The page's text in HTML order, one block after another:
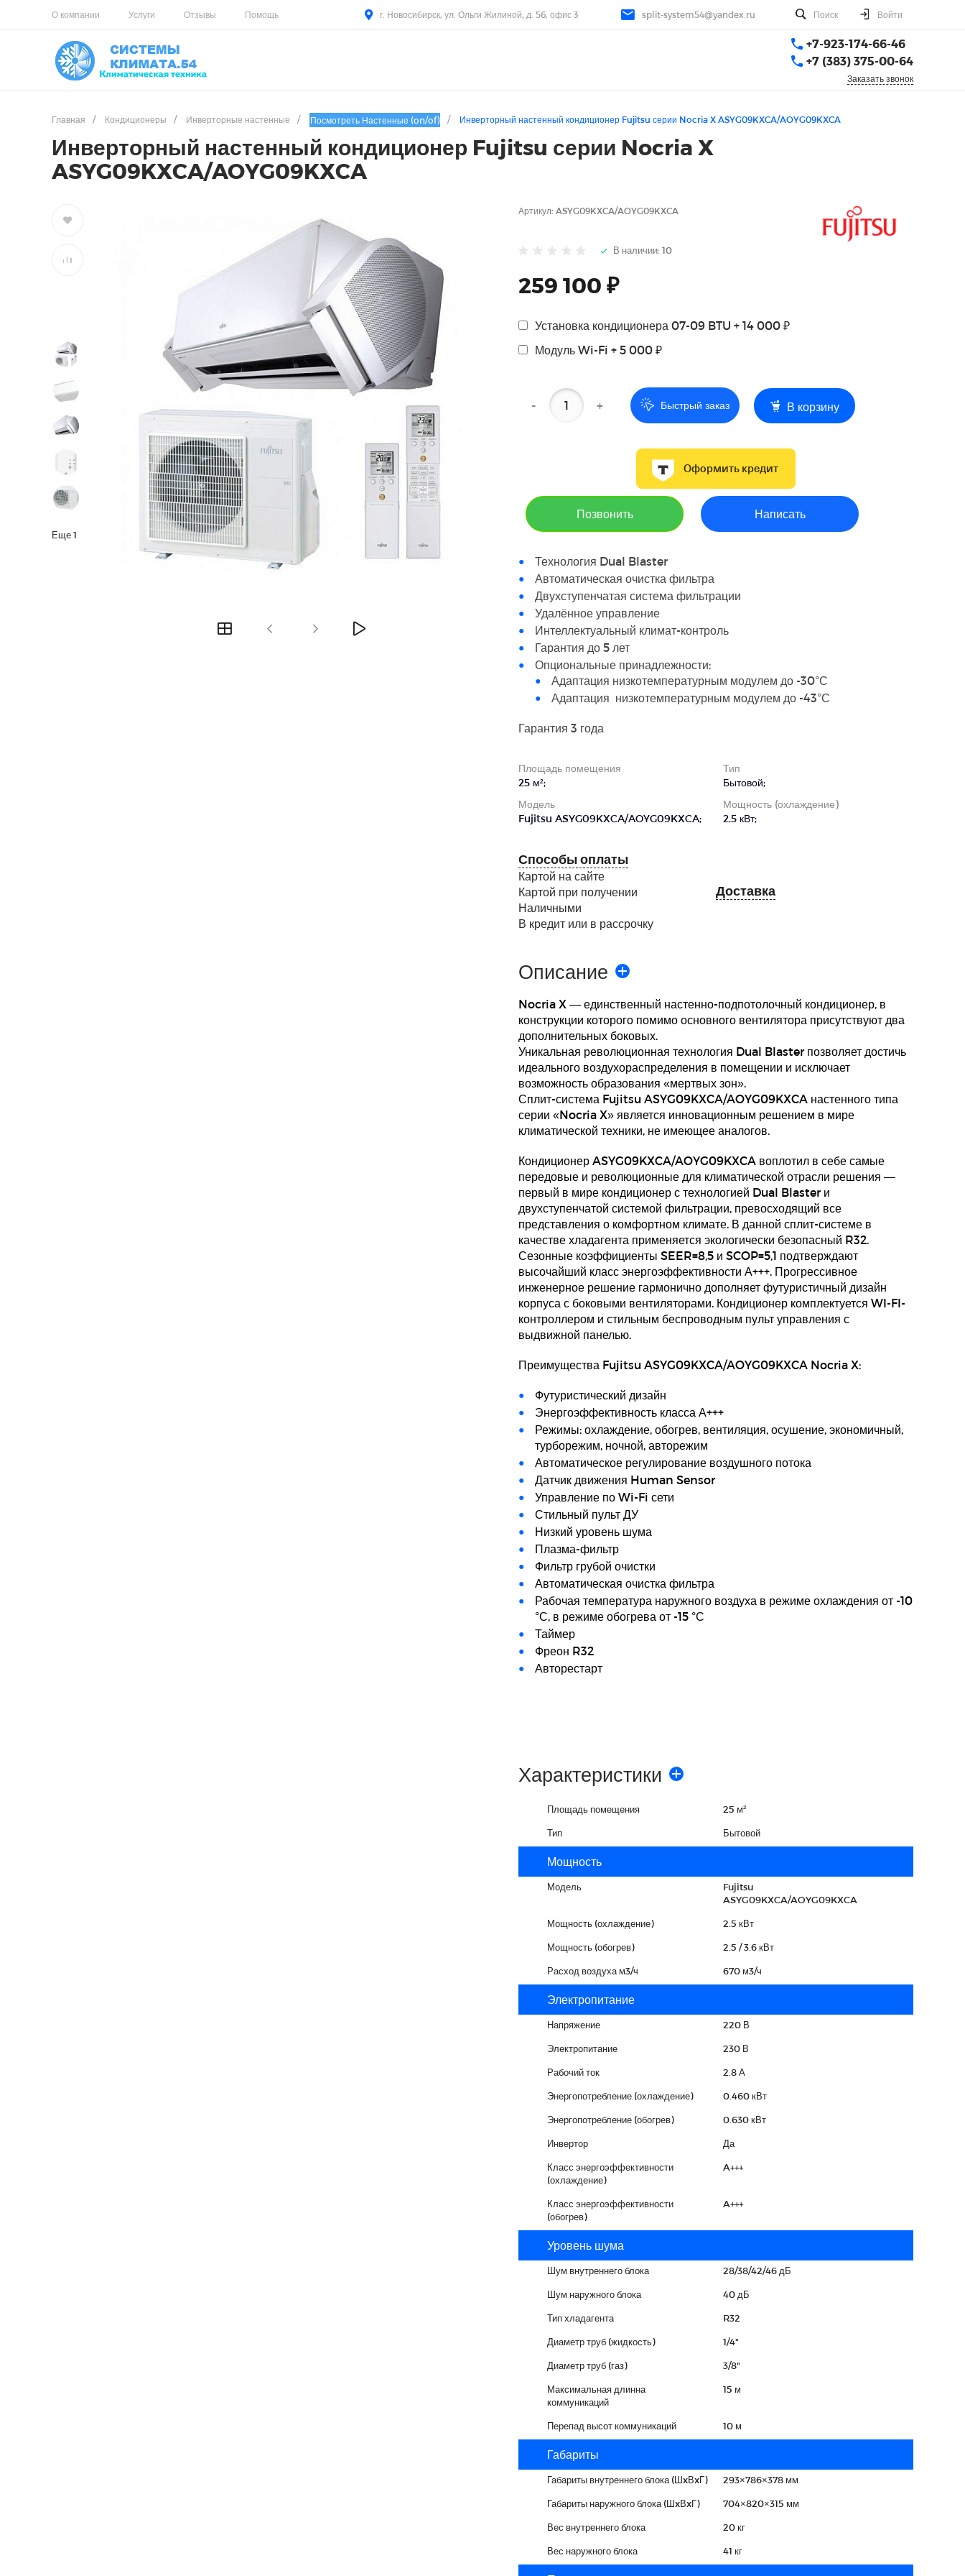
О компании Услуги Отзывы Помощь г. Новосибирск, ул. Ольги Жилиной, д. 56, офис 3 split-system54@yandex.ru Поиск Войти
+7-923-174-66-46
+7 (383) 375-00-64
Заказать звонок
Главная / Кондиционеры / Инверторные настенные / Посмотреть Настенные (on/of) / Инверторный настенный кондиционер Fujitsu серии Nocria X ASYG09KXCA/AOYG09KXCA
Инверторный настенный кондиционер Fujitsu серии Nocria X
ASYG09KXCA/AOYG09KXCA
Еще1
Артикул: ASYG09KXCA/AOYG09KXCA
В наличии: 10
259 100 ₽
Установка кондиционера 07-09 BTU + 14 000 ₽
Модуль Wi-Fi + 5 000 ₽
- + Быстрый заказ В корзину
Оформить кредит
Позвонить Написать
Технология Dual Blaster
Автоматическая очистка фильтра
Двухступенчатая система фильтрации
Удалённое управление
Интеллектуальный климат-контроль
Гарантия до 5 лет
Опциональные принадлежности:
Адаптация низкотемпературным модулем до -30°С
Адаптация низкотемпературным модулем до -43°С
Гарантия 3 года
Площадь помещения
25 м²;
Тип
Бытовой;
Модель
Fujitsu ASYG09KXCA/AOYG09KXCA;
Мощность (охлаждение)
2.5 кВт;
Способы оплаты
Картой на сайте
Картой при получении
Наличными
В кредит или в рассрочку
Доставка
Описание
Nocria X — единственный настенно-подпотолочный кондиционер, в
конструкции которого помимо основного вентилятора присутствуют два
дополнительных боковых.
Уникальная революционная технология Dual Blaster позволяет достичь
идеального воздухораспределения в помещении и исключает
возможность образования «мертвых зон».
Сплит-система Fujitsu ASYG09KXCA/AOYG09KXCA настенного типа
серии «Nocria X» является инновационным решением в мире
климатической техники, не имеющее аналогов.
Кондиционер ASYG09KXCA/AOYG09KXCA воплотил в себе самые
передовые и революционные для климатической отрасли решения —
первый в мире кондиционер с технологией Dual Blaster и
двухступенчатой системой фильтрации, превосходящий все
представления о комфортном климате. В данной сплит-системе в
качестве хладагента применяется экологически безопасный R32.
Сезонные коэффициенты SEER=8,5 и SCOP=5,1 подтверждают
высочайший класс энергоэффективности А+++. Прогрессивное
инженерное решение гармонично дополняет футуристичный дизайн
корпуса с боковыми вентиляторами. Кондиционер комплектуется WI-FI-
контроллером и стильным беспроводным пульт управления с
выдвижной панелью.
Преимущества Fujitsu ASYG09KXCA/AOYG09KXCA Nocria X:
Футуристический дизайн
Энергоэффективность класса А+++
Режимы: охлаждение, обогрев, вентиляция, осушение, экономичный,
турборежим, ночной, авторежим
Автоматическое регулирование воздушного потока
Датчик движения Human Sensor
Управление по Wi-Fi сети
Стильный пульт ДУ
Низкий уровень шума
Плазма-фильтр
Фильтр грубой очистки
Автоматическая очистка фильтра
Рабочая температура наружного воздуха в режиме охлаждения от -10
°С, в режиме обогрева от -15 °С
Таймер
Фреон R32
Авторестарт
Характеристики
Площадь помещения 25 м²
Тип Бытовой
Мощность
Модель
Fujitsu
ASYG09KXCA/AOYG09KXCA
Мощность (охлаждение) 2.5 кВт
Мощность (обогрев) 2.5 / 3.6 кВт
Расход воздуха м3/ч 670 м3/ч
Электропитание
Напряжение 220 В
Электропитание 230 В
Рабочий ток 2.8 А
Энергопотребление (охлаждение) 0.460 кВт
Энергопотребление (обогрев) 0.630 кВт
Инвертор Да
Класс энергоэффективности
(охлаждение)
A+++
Класс энергоэффективности
(обогрев)
A+++
Уровень шума
Шум внутреннего блока 28/38/42/46 дБ
Шум наружного блока 40 дБ
Тип хладагента R32
Диаметр труб (жидкость) 1/4"
Диаметр труб (газ) 3/8"
Максимальная длинна
коммуникаций
15 м
Перепад высот коммуникаций 10 м
Габариты
Габариты внутреннего блока (ШxВxГ) 293×786×378 мм
Габариты наружного блока (ШxВxГ) 704×820×315 мм
Вес внутреннего блока 20 кг
Вес наружного блока 41 кг